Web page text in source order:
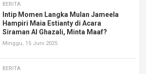
BERITA
Intip Momen Langka Mulan Jameela
Hampiri Maia Estianty di Acara
Siraman Al Ghazali, Minta Maaf?
Minggu, 15 Juni 2025
BERITA